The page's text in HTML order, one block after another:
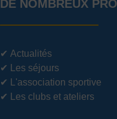
DE NOMBREUX
✔Actualités
✔
Les séjours
✔
L'association sportive
✔
Les clubs et ateliers